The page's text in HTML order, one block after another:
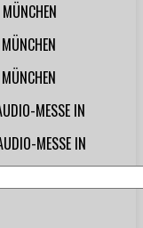
MESSE IN
MESSE IN